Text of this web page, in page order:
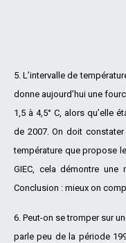
5. L’intervalle de
donne aujourd’hui une
1,5 à 4,5° C, alors qu’elle
de 2007. On doit
température que propose
GIEC, cela démontre une
Conclusion : mieux on
6. Peut-on se tromper sur
parle peu de la période